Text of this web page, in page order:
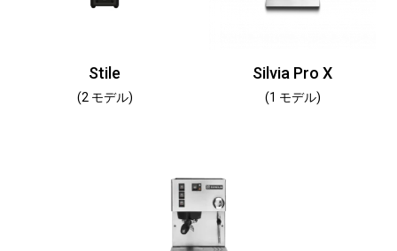
Stile
(2 モデル)
Silvia Pro X
(1 モデル)